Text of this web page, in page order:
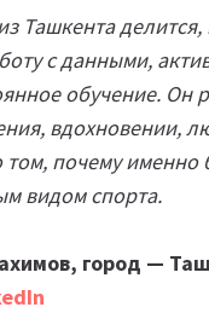
Ташкента делится,
с данными,
обучение. Он
вдохновении,
почему именно
видом спорта.
город —